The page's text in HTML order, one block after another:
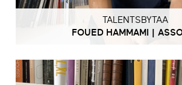
TALENTSBYTAA
FOUED HAMMAMI |